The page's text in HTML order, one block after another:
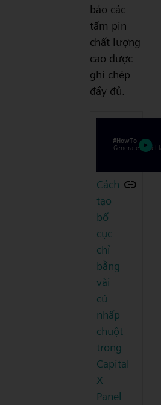
bảo các
tấm pin
chất lượng
cao được
ghi chép
đầy đủ.
Cách
tạo
bố
cục
chỉ
bằng
vài
cú
nhấp
chuột
trong
Capital
X
Panel